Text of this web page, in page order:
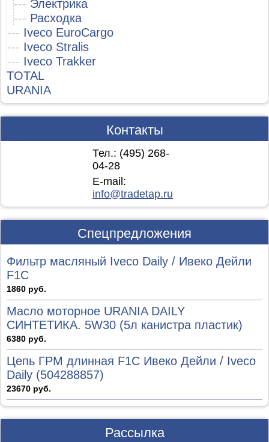
--- Электрика
--- Расходка
--- Iveco EuroCargo
--- Iveco Stralis
--- Iveco Trakker
TOTAL
URANIA
Контакты
Тел.: (495) 268-
04-28
E-mail:
info@tradetap.ru
Спецпредложения
Фильтр масляный Iveco Daily / Ивеко Дейли
F1C
1860 руб.
Масло моторное URANIA DAILY
СИНТЕТИКА. 5W30 (5л канистра пластик)
6380 руб.
Цепь ГРМ длинная F1C Ивеко Дейли / Iveco
Daily (504288857)
23670 руб.
Рассылка